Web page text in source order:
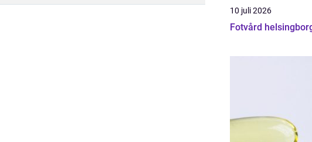
10 juli 2026
Fotvård